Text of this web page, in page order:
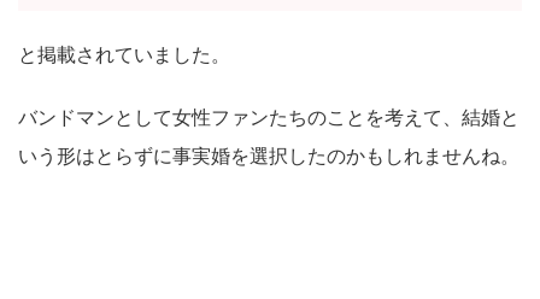
と掲載されていました。
バンドマンとして女性ファンたちのことを考えて、結婚と
いう形はとらずに事実婚を選択したのかもしれませんね。